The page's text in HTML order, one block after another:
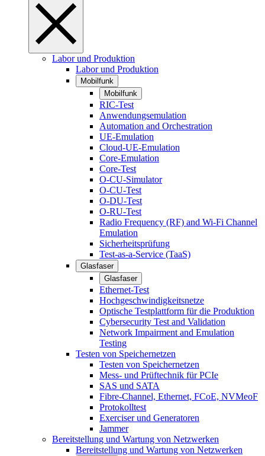
Labor und Produktion
Labor und Produktion
Mobilfunk
Mobilfunk
RIC-Test
Anwendungsemulation
Automation and Orchestration
UE-Emulation
Cloud-UE-Emulation
Core-Emulation
Core-Test
O-CU-Simulator
O-CU-Test
O-DU-Test
O-RU-Test
Radio Frequency (RF) and Wi-Fi Channel
Emulation
Sicherheitsprüfung
Test-as-a-Service (TaaS)
Glasfaser
Glasfaser
Ethernet-Test
Hochgeschwindigkeitsnetze
Optische Testplattform für die Produktion
Cybersecurity Test and Validation
Network Impairment and Emulation
Testing
Testen von Speichernetzen
Testen von Speichernetzen
Mess- und Prüftechnik für PCIe
SAS und SATA
Fibre-Channel, Ethernet, FCoE, NVMeoF
Protokolltest
Exerciser und Generatoren
Jammer
Bereitstellung und Wartung von Netzwerken
Bereitstellung und Wartung von Netzwerken